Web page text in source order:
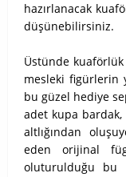
hazırlanacak
düşünebilirsiniz.
Üstünde
mesleki figürlerin
bu güzel hediye
adet kupa
altlığından
eden orijinal
oluturulduğu bu